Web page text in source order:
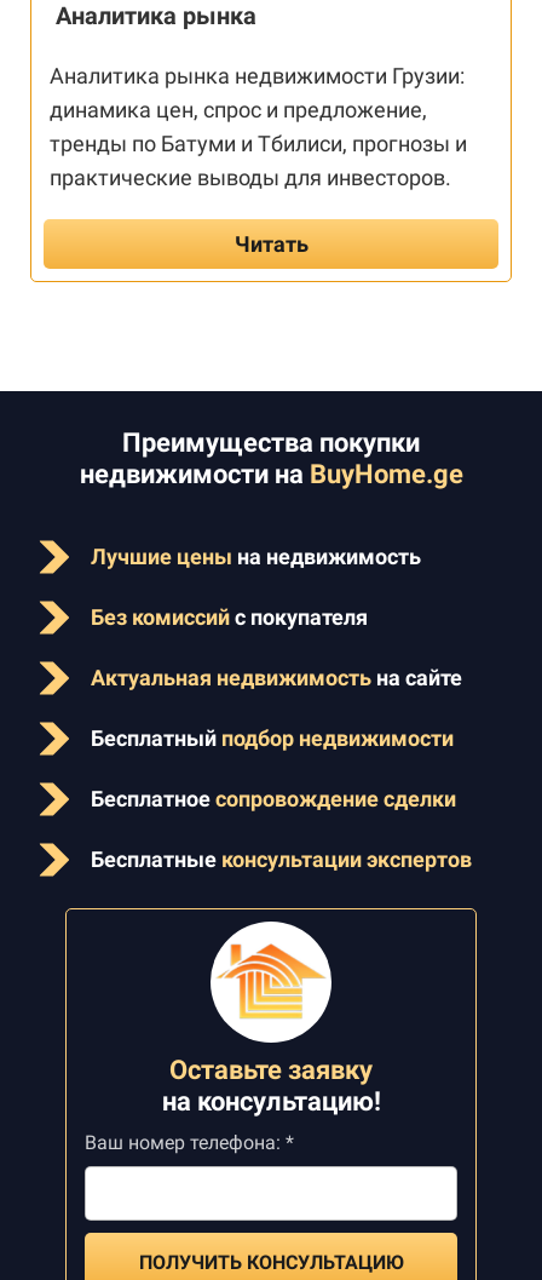
Аналитика рынка
Аналитика рынка недвижимости Грузии:
динамика цен, спрос и предложение,
тренды по Батуми и Тбилиси, прогнозы и
практические выводы для инвесторов.
Читать
Преимущества покупки
недвижимости на BuyHome.ge
Лучшие цены на недвижимость
Без комиссийс покупателя
Актуальная недвижимость на сайте
Бесплатный подбор недвижимости
Бесплатноесопровождение сделки
Бесплатные консультации экспертов
Оставьте заявку
на консультацию!
Ваш номер телефона: *
ПОЛУЧИТЬ КОНСУЛЬТАЦИЮ